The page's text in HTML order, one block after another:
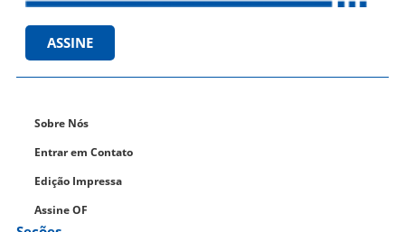
ASSINE
Sobre Nós
Entrar em Contato
Edição Impressa
Assine OF